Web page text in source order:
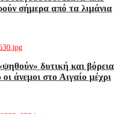
σήμερα από τα λιμάνια
δυτική και βόρεια
άνεμοι στο Αιγαίο μέχρι